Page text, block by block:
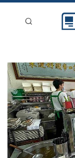
新聞稿分類
登入
刊登